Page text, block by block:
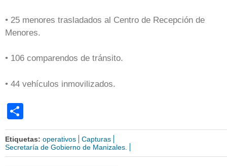
• 25 menores trasladados al Centro de Recepción de
Menores.
• 106 comparendos de tránsito.
• 44 vehículos inmovilizados.
Etiquetas: operativos
Capturas
Secretaría de Gobierno de Manizales.